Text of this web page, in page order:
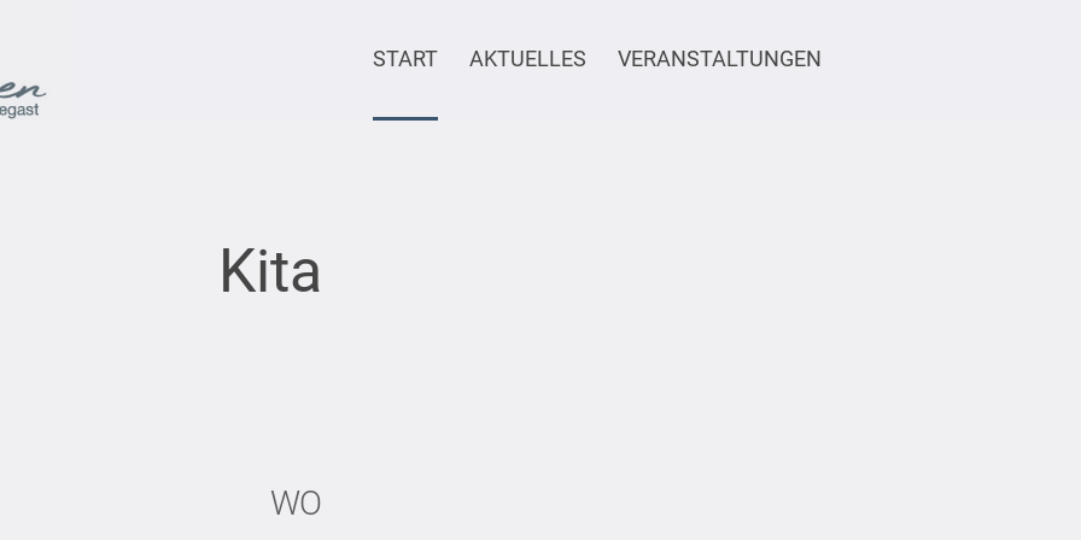
START AKTUELLES VERANSTALTUNGEN
Kita
WO